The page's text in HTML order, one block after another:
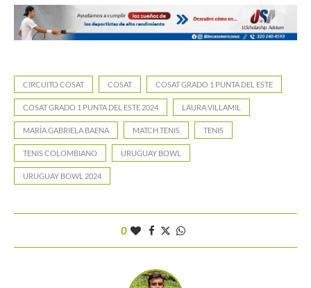
CIRCUITO COSAT COSAT COSAT GRADO 1 PUNTA DEL ESTE
COSAT GRADO 1 PUNTA DEL ESTE 2024 LAURA VILLAMIL
MARÍA GABRIELA BAENA MATCH TENIS TENIS
TENIS COLOMBIANO URUGUAY BOWL
URUGUAY BOWL 2024
0